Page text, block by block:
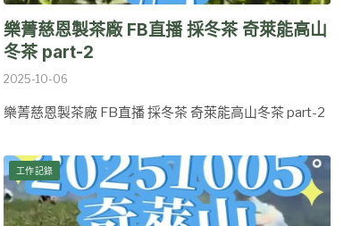
樂菁慈恩製茶廠 FB直播 採冬茶 奇萊能高山
冬茶 part-2
2025-10-06
樂菁慈恩製茶廠 FB直播 採冬茶 奇萊能高山冬茶 part-2
工作記錄